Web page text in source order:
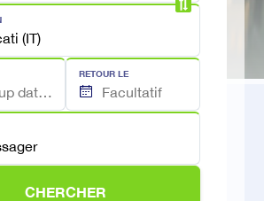
RETOUR LE
CHERCHER